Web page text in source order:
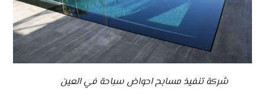
شركة تنفيذ مسابح احواض سباحة في العين